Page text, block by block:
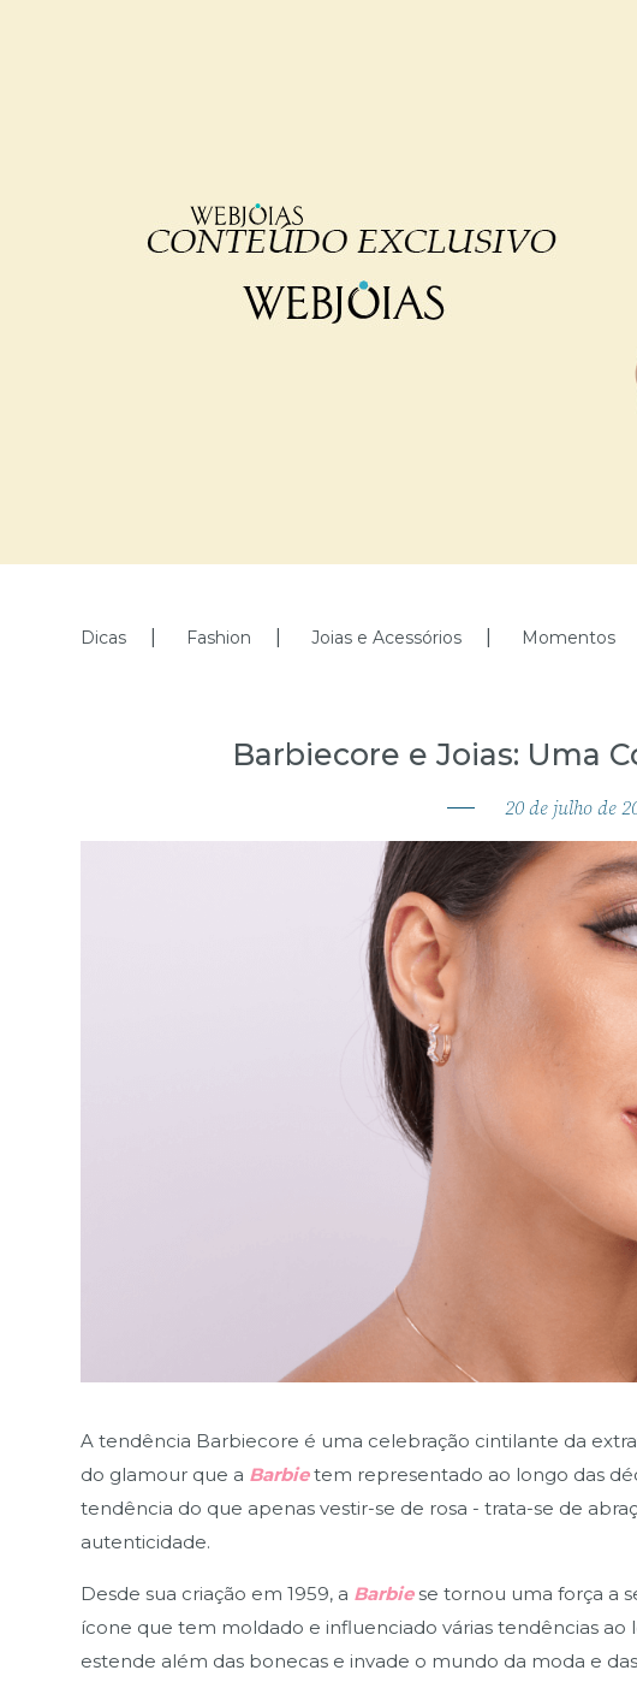
Dicas Fashion Joias e Acessórios Momentos
Barbiecore e Joias: Uma
20de julhode
A tendência Barbiecore é uma celebração cintilante da
do glamour que a Barbietem representado ao longo das
tendência do que apenas vestir-se de rosa - trata-se de
autenticidade.
Desde sua criação em 1959, a Barbiese tornou uma força a
ícone que tem moldado e influenciado várias tendências ao
estende além das bonecas e invade o mundo da moda e